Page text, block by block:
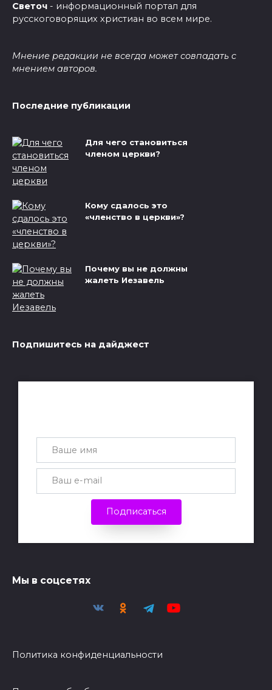
Светоч - информационный портал для
русскоговорящих христиан во всем мире.
Мнение редакции не всегда может совпадать с
мнением авторов.
Последние публикации
Для чего становиться
членом церкви?
Кому сдалось это
«членство в церкви»?
Почему вы не должны
жалеть Иезавель
Подпишитесь на дайджест
Подписаться
Мы в соцсетях
Политика конфиденциальности